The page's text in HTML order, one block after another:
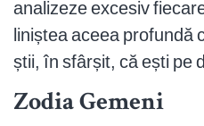
analizeze excesiv
liniștea aceea profundă
știi, în sfârșit, că ești pe
Zodia Gemeni